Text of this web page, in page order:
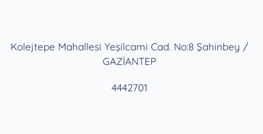
Kolejtepe Mahallesi Yeşilcami Cad. No:8 Şahinbey /
GAZİANTEP
4442701